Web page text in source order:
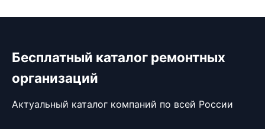
Бесплатный каталог ремонтных
организаций
Актуальный каталог компаний по всей России